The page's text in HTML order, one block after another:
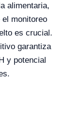
alimentaria,
monitoreo
es crucial.
garantiza
y potencial